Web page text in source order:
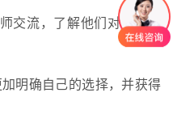
交流，了解他们对于学生
明确自己的选择，并获得